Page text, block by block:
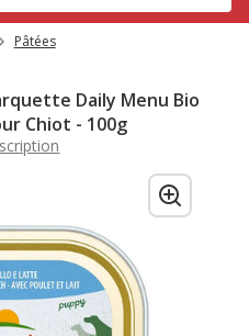
Pâtées
Daily Menu Bio
Chiot - 100g